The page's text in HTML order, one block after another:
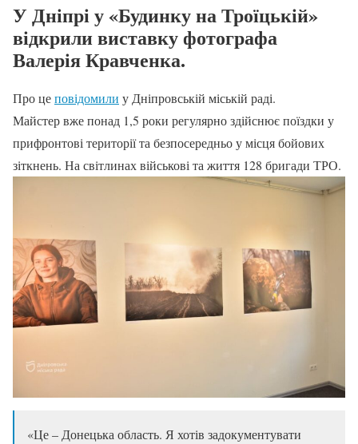
У Дніпрі у «Будинку на Троїцькій»
відкрили виставку фотографа
Валерія Кравченка.
Про цеповідомили у Дніпровській міській раді.
Майстер вже понад 1,5 роки регулярно здійснює поїздки у
прифронтові території та безпосередньо у місця бойових
зіткнень. На світлинах військові та життя 128 бригади ТРО.
«Це – Донецька область. Я хотів задокументувати